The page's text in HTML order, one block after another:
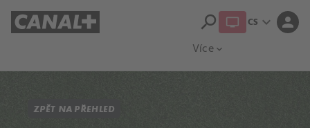
Více expand_more
search CS expand_more person
ZPĚT NA PŘEHLED